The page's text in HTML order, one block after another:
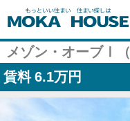
メゾン・オーブⅠ（
賃料 6.1万円